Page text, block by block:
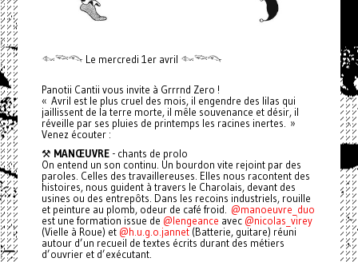
𓆜𓆝𓆞 Le mercredi 1er avril 𓆜𓆝𓆞
Panotii Cantii vous invite à Grrrnd Zero !
« Avril est le plus cruel des mois, il engendre des lilas qui
jaillissent de la terre morte, il mêle souvenance et désir, il
réveille par ses pluies de printemps les racines inertes. »
Venez écouter :
⚒️ MANŒUVRE- chants de prolo
On entend un son continu. Un bourdon vite rejoint par des
paroles. Celles des travaillereuses. Elles nous racontent des
histoires, nous guident à travers le Charolais, devant des
usines ou des entrepôts. Dans les recoins industriels, rouille
et peinture au plomb, odeur de café froid. @manoeuvre_duo
est une formation issue de @lengeance avec @nicolas_virey
(Vielle à Roue) et @h.u.g.o.jannet(Batterie, guitare) réuni
autour d’un recueil de textes écrits durant des métiers
d’ouvrier et d’exécutant.